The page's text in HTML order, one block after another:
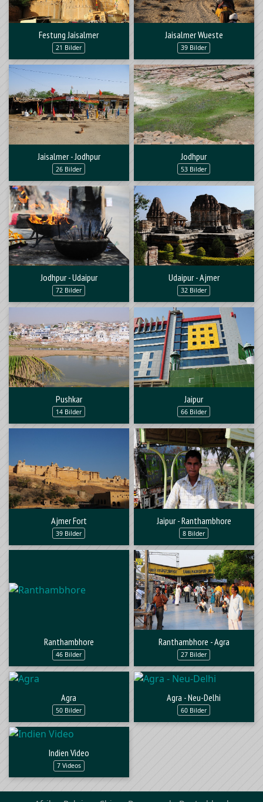
Festung Jaisalmer
21 Bilder
Jaisalmer Wueste
39 Bilder
Jaisalmer - Jodhpur
26 Bilder
Jodhpur
53 Bilder
Jodhpur - Udaipur
72 Bilder
Udaipur - Ajmer
32 Bilder
Pushkar
14 Bilder
Jaipur
66 Bilder
Ajmer Fort
39 Bilder
Jaipur - Ranthambhore
8 Bilder
Ranthambhore
46 Bilder
Ranthambhore - Agra
27 Bilder
Agra
50 Bilder
Agra - Neu-Delhi
60 Bilder
Indien Video
7 Videos